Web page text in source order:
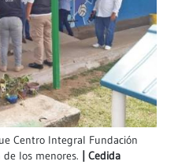
Centro Integral Fundación
los menores.
Cedida